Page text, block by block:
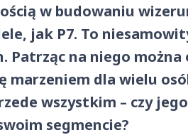
w budowaniu
jak P7. To
Patrząc na niego można
marzeniem dla wielu
wszystkim – czy
segmencie?